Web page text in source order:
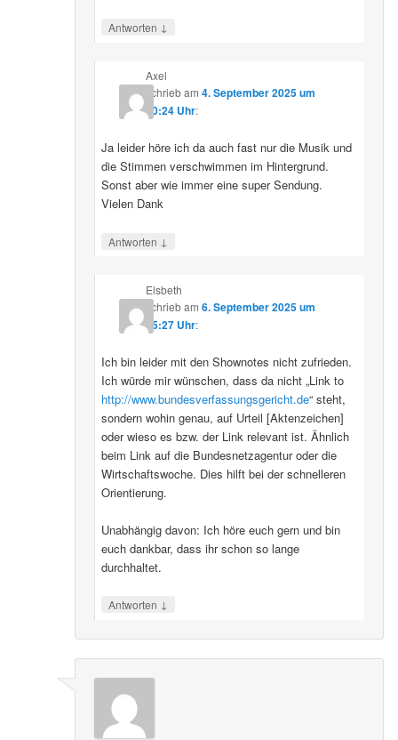
Antworten ↓
Axel
schriebam 4. September 2025 um
10:24 Uhr:
Ja leider höre ich da auch fast nur die Musik und
die Stimmen verschwimmen im Hintergrund.
Sonst aber wie immer eine super Sendung.
Vielen Dank
Antworten ↓
Elsbeth
schriebam 6. September 2025 um
15:27 Uhr:
Ich bin leider mit den Shownotes nicht zufrieden.
Ich würde mir wünschen, dass da nicht „Link to
http://www.bundesverfassungsgericht.de“ steht,
sondern wohin genau, auf Urteil [Aktenzeichen]
oder wieso es bzw. der Link relevant ist. Ähnlich
beim Link auf die Bundesnetzagentur oder die
Wirtschaftswoche. Dies hilft bei der schnelleren
Orientierung.
Unabhängig davon: Ich höre euch gern und bin
euch dankbar, dass ihr schon so lange
durchhaltet.
Antworten ↓